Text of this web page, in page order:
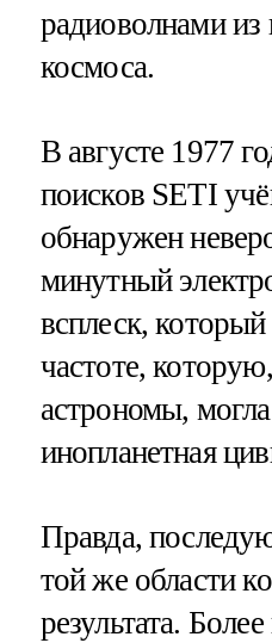
радиоволнами из
космоса.
В августе 1977
поисков SETI
обнаружен
минутный
всплеск,
частоте,
астрономы,
инопланетная
Правда,
той же области
результата.